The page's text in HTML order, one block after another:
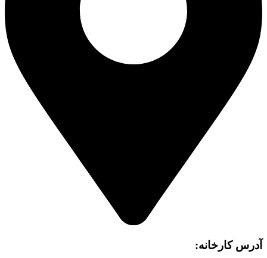
آدرس کارخانه: